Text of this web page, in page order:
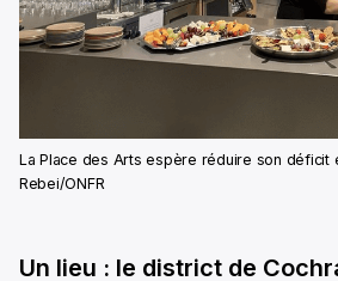
La Place des Arts espère réduire son déficit
Rebei/ONFR
Un lieu : le district de